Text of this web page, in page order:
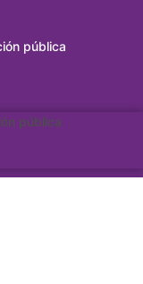
pública
pública